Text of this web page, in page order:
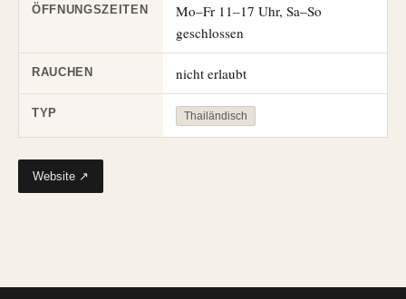
ÖFFNUNGSZEITEN
Mo–Fr 11–17 Uhr, Sa–So
geschlossen
RAUCHEN nicht erlaubt
TYP Thailändisch
Website ↗